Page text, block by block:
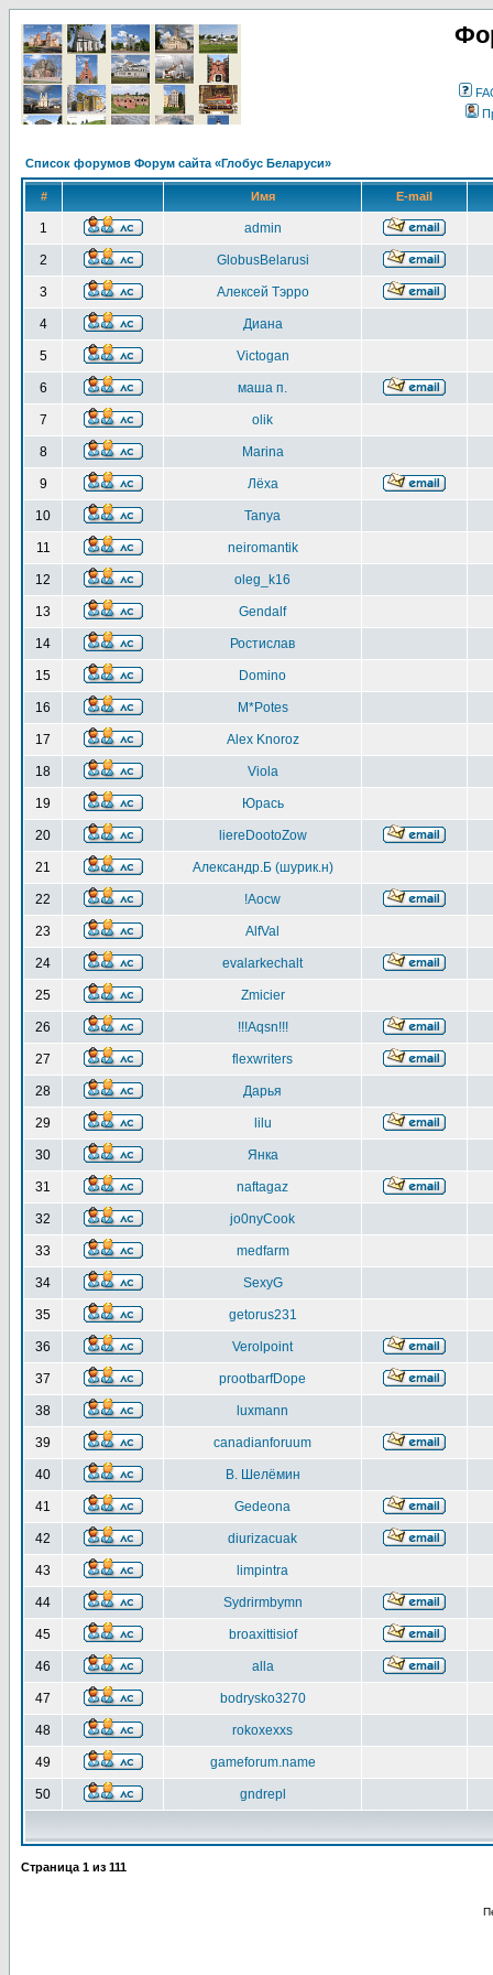
Список форумов Форум сайта «Глобус Беларуси»
# Имя E-mail
1 admin
2 GlobusBelarusi
3 Алексей Тэрро
4 Диана
5 Victogan
6 маша п.
7 olik
8 Marina
9 Лёха
10 Tanya
11 neiromantik
12 oleg_k16
13 Gendalf
14 Ростислав
15 Domino
16 M*Potes
17 Alex Knoroz
18 Viola
19 Юрась
20 liereDootoZow
21 Александр.Б (шурик.н)
22 !Aocw
23 AlfVal
24 evalarkechalt
25 Zmicier
26 !!!Aqsn!!!
27 flexwriters
28 Дарья
29 lilu
30 Янка
31 naftagaz
32 jo0nyCook
33 medfarm
34 SexyG
35 getorus231
36 Verolpoint
37 prootbarfDope
38 luxmann
39 canadianforuum
40 В. Шелёмин
41 Gedeona
42 diurizacuak
43 limpintra
44 Sydrirmbymn
45 broaxittisiof
46 alla
47 bodrysko3270
48 rokoxexxs
49 gameforum.name
50 gndrepl
Страница 1 из 111